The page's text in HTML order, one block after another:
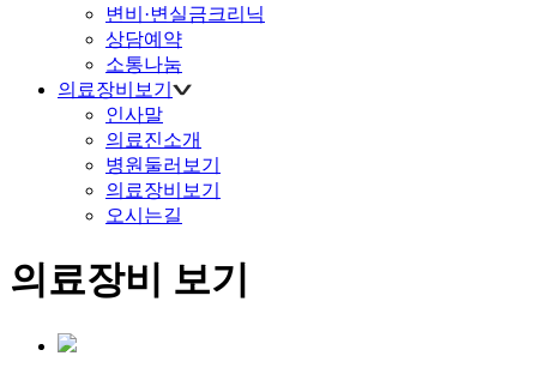
변비·변실금크리닉
상담예약
소통나눔
의료장비보기
인사말
의료진소개
병원둘러보기
의료장비보기
오시는길
의료장비 보기